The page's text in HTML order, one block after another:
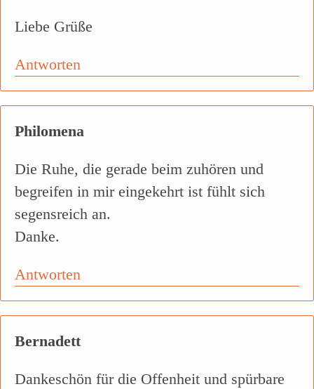
Liebe Grüße
Antworten
Philomena
Die Ruhe, die gerade beim zuhören und
begreifen in mir eingekehrt ist fühlt sich
segensreich an.
Danke.
Antworten
Bernadett
Dankeschön für die Offenheit und spürbare